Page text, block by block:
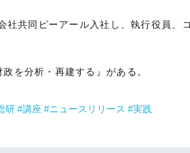
社共同ピーアール入社し、執行役員、
を分析・再建する』がある。
研 講座 ニュースリリース 実践